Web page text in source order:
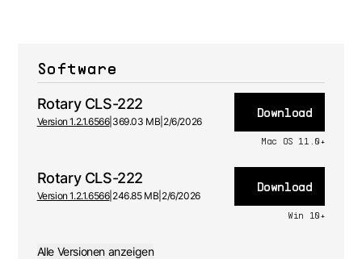
Software
Rotary CLS-222
Version 1.2.1.6566| 369.03 MB 2/6/2026
Download
Mac OS 11.0+
Rotary CLS-222
Version 1.2.1.6566| 246.85 MB 2/6/2026
Download
Win 10+
Alle Versionen anzeigen